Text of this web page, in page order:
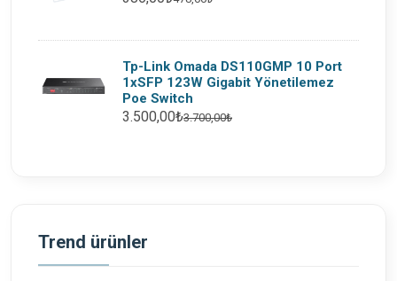
Tp-Link Omada DS110GMP 10 Port
1xSFP 123W Gigabit Yönetilemez
Poe Switch
3.500,00₺3.700,00₺
Trend ürünler